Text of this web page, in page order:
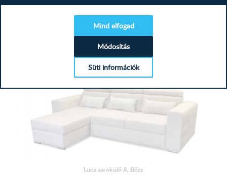
793 900Ft
MEGTEKINTÉS
Luca sarokülő A, Bézs
Mind elfogad
Módosítás
Süti információk